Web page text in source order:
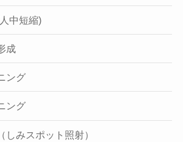
中短縮)
成
ング
ング
しみスポット照射）